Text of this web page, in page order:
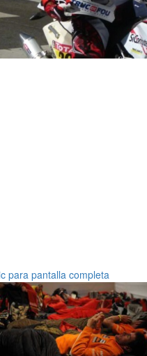
para pantalla completa